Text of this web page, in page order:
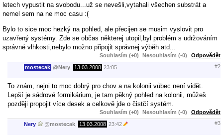
letech vypustit na svobodu...už se nevešli,vytahali všechen substrát a
nemel sem na ne moc casu :(
Bylo to sice moc hezký na pohled, ale přecijen se musim vyslovit pro
uzavřený systémy. Zde se občas některej utopil,byl problém s udržováním
správné vlhkosti,nebylo možno připojit správnej výběh atd...
Souhlasím (+0) Nesouhlasím (-0) Odpovědět
mostecak @Nery 13.03.2008 23:05 #2
To znám, nejni to moc dobrý pro chov a na kolonii vůbec není vidět.
Lepší je sádrové formikárium, je tam pěkný pohled na kolonii, můžeš
později propojit více desek a celkově jde o čistčí systém.
Souhlasím (+0) Nesouhlasím (-0) Odpovědět
Nery @mostecak 13.03.2008 23:42 #3